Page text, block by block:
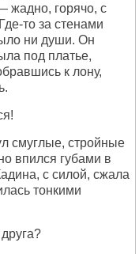
жадно, горячо, с
то за стенами
ни души. Он
под платье,
к лону,
смуглые, стройные
впился губами в
с силой, сжала
тонкими